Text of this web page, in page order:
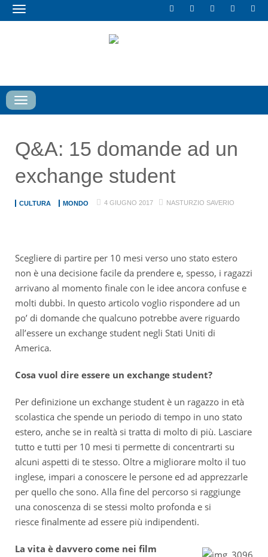
Toggle
Toggle
navigation
Q&A: 15 domande ad un
exchange student
CULTURA MONDO 4 GIUGNO 2017 NASTURZIO SAVERIO
Scegliere di partire per 10 mesi verso uno stato estero
non è una decisione facile da prendere e, spesso, i ragazzi
arrivano al momento finale con le idee ancora confuse e
molti dubbi. In questo articolo voglio rispondere ad un
po’ di domande che qualcuno potrebbe avere riguardo
all’essere un exchange student negli Stati Uniti di
America.
Cosa vuol dire essere un exchange student?
Per definizione un exchange student è un ragazzo in età
scolastica che spende un periodo di tempo in uno stato
estero, anche se in realtà si tratta di molto di più. Lasciare
tutto e tutti per 10 mesi ti permette di concentrarti su
alcuni aspetti di te stesso. Oltre a migliorare molto il tuo
inglese, impari a conoscere le persone ed ad apprezzarle
per quello che sono. Alla fine del percorso si raggiunge
una conoscenza di se stessi molto profonda e si
riesce finalmente ad essere più indipendenti.
La vita è davvero come nei film